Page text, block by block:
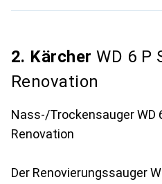
2. Kärcher WD 6 P
Renovation
Nass-/Trockensauger WD
Renovation
Der Renovierungssauger